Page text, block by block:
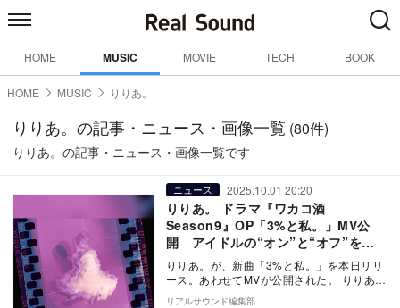
HOME MUSIC MOVIE TECH BOOK
HOME MUSIC りりあ。
りりあ。の記事・ニュース・画像一覧 (80件)
りりあ。の記事・ニュース・画像一覧です
ニュース 2025.10.01 20:20
りりあ。 ドラマ『ワカコ酒
Season9』OP「3%と私。」MV公
開 アイドルの“オン”と“オフ”を表
現
りりあ。が、新曲「3%と私。」を本日リリ
ース。あわせてMVが公開された。 りりあ。
riria. / 3%と私。3% and m…
リアルサウンド編集部